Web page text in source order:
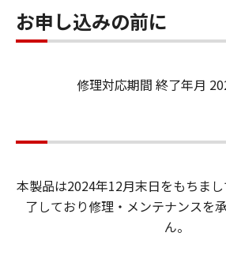
お申し込みの前に
修理対応期間 終了年月
本製品は2024年12月末日をもちま
了しており修理・メンテナンスを
ん。